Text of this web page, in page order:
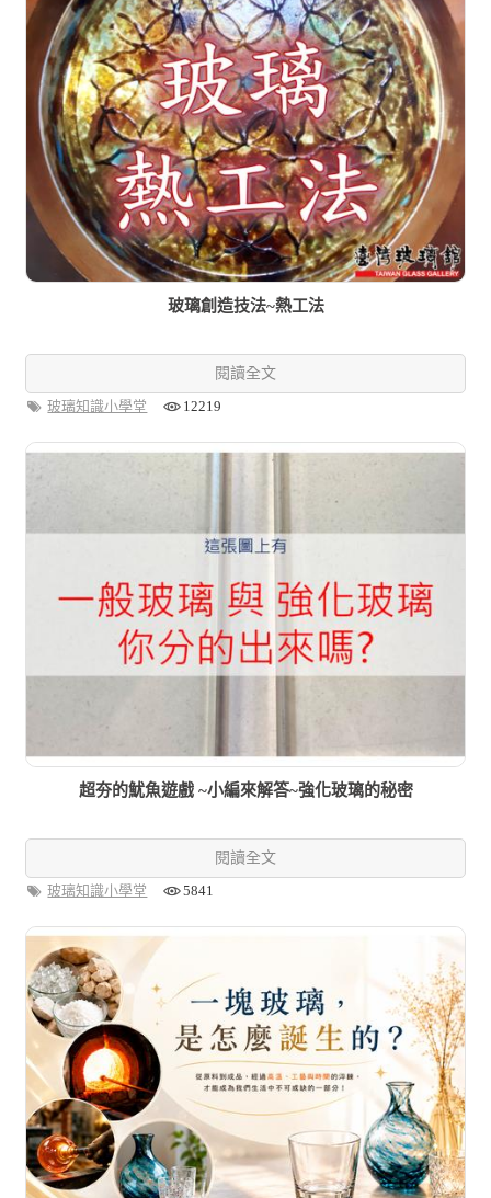
玻璃創造技法~熱工法
閱讀全文
玻璃知識小學堂
12219
超夯的魷魚遊戲 ~小編來解答~強化玻璃的秘密
閱讀全文
玻璃知識小學堂
5841